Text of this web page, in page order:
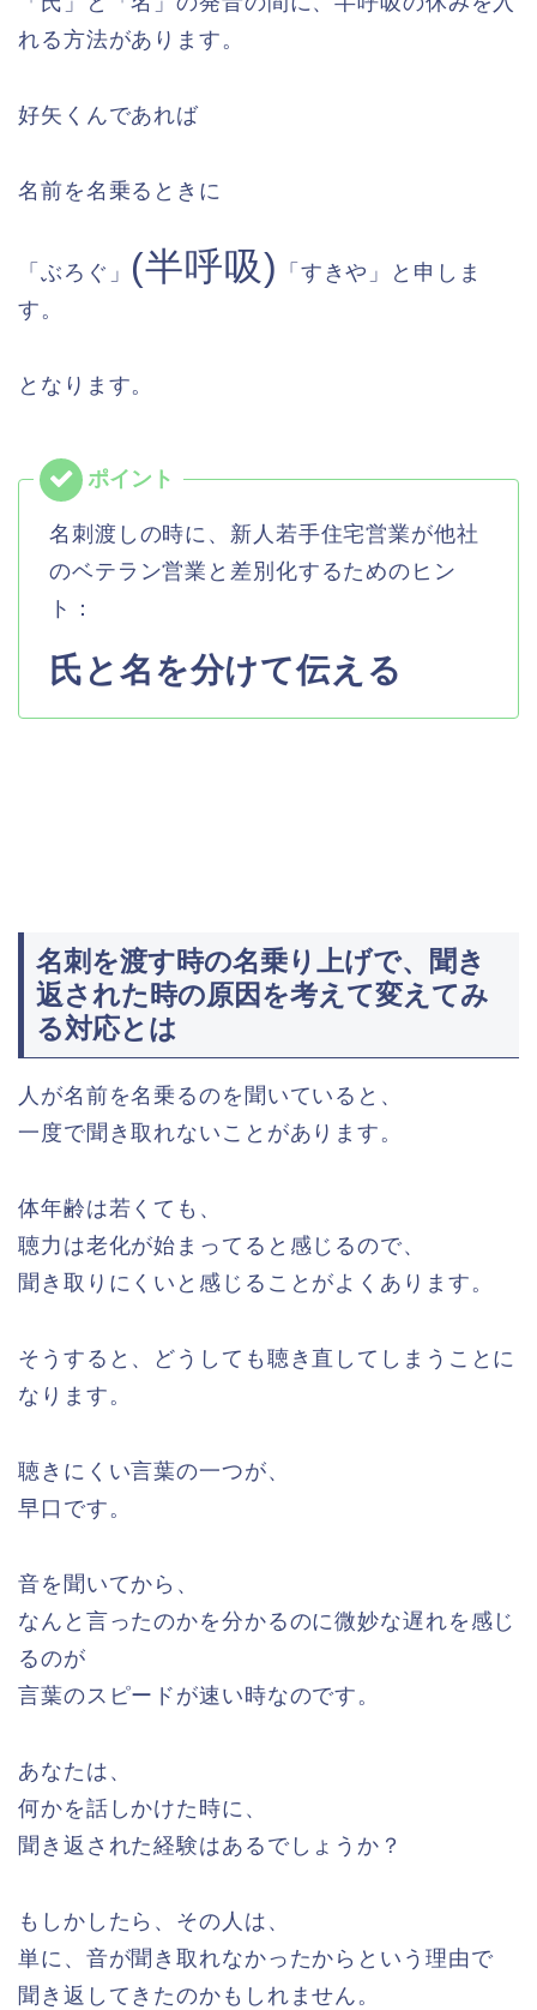
れる方法があります。
好矢くんであれば
名前を名乗るときに
「ぶろぐ」 (半呼吸)
「すきや」と申しま
す。
となります。
名刺渡しの時に、新人若手住宅営業が他社
のベテラン営業と差別化するためのヒン
ト：
氏と名を分けて伝える
名刺を渡す時の名乗り上げで、聞き
返された時の原因を考えて変えてみ
る対応とは
人が名前を名乗るのを聞いていると、
一度で聞き取れないことがあります。
体年齢は若くても、
聴力は老化が始まってると感じるので、
聞き取りにくいと感じることがよくあります。
そうすると、どうしても聴き直してしまうことに
なります。
聴きにくい言葉の一つが、
早口です。
音を聞いてから、
なんと言ったのかを分かるのに微妙な遅れを感じ
るのが
言葉のスピードが速い時なのです。
あなたは、
何かを話しかけた時に、
聞き返された経験はあるでしょうか？
もしかしたら、その人は、
単に、音が聞き取れなかったからという理由で
聞き返してきたのかもしれません。